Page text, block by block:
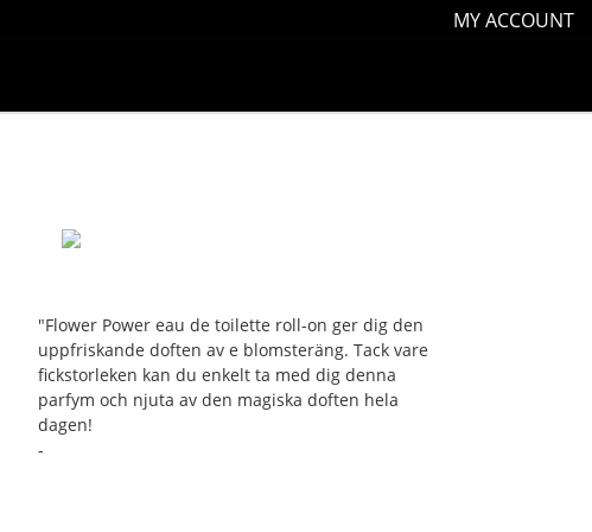
MY ACCOUNT
"Flower Power eau de toilette roll-on ger dig den
uppfriskande doften av e blomsteräng. Tack vare
fickstorleken kan du enkelt ta med dig denna
parfym och njuta av den magiska doften hela
dagen!
-